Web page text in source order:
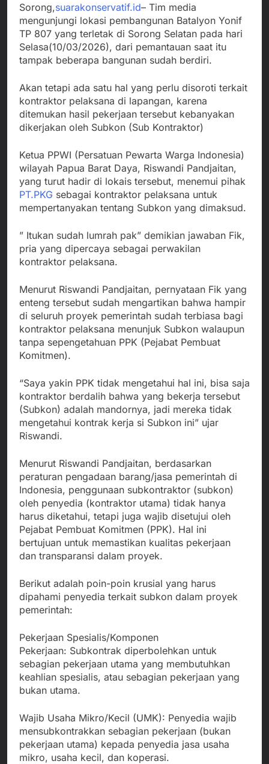
Sorong,suarakonservatif.id– Tim media
mengunjungi lokasi pembangunan Batalyon Yonif
TP 807 yang terletak di Sorong Selatan pada hari
Selasa(10/03/2026), dari pemantauan saat itu
tampak beberapa bangunan sudah berdiri.
Akan tetapi ada satu hal yang perlu disoroti terkait
kontraktor pelaksana di lapangan, karena
ditemukan hasil pekerjaan tersebut kebanyakan
dikerjakan oleh Subkon (Sub Kontraktor)
Ketua PPWI (Persatuan Pewarta Warga Indonesia)
wilayah Papua Barat Daya, Riswandi Pandjaitan,
yang turut hadir di lokais tersebut, menemui pihak
PT.PKG sebagai kontraktor pelaksana untuk
mempertanyakan tentang Subkon yang dimaksud.
” Itukan sudah lumrah pak” demikian jawaban Fik,
pria yang dipercaya sebagai perwakilan
kontraktor pelaksana.
Menurut Riswandi Pandjaitan, pernyataan Fik yang
enteng tersebut sudah mengartikan bahwa hampir
di seluruh proyek pemerintah sudah terbiasa bagi
kontraktor pelaksana menunjuk Subkon walaupun
tanpa sepengetahuan PPK (Pejabat Pembuat
Komitmen).
“Saya yakin PPK tidak mengetahui hal ini, bisa saja
kontraktor berdalih bahwa yang bekerja tersebut
(Subkon) adalah mandornya, jadi mereka tidak
mengetahui kontrak kerja si Subkon ini” ujar
Riswandi.
Menurut Riswandi Pandjaitan, berdasarkan
peraturan pengadaan barang/jasa pemerintah di
Indonesia, penggunaan subkontraktor (subkon)
oleh penyedia (kontraktor utama) tidak hanya
harus diketahui, tetapi juga wajib disetujui oleh
Pejabat Pembuat Komitmen (PPK). Hal ini
bertujuan untuk memastikan kualitas pekerjaan
dan transparansi dalam proyek.
Berikut adalah poin-poin krusial yang harus
dipahami penyedia terkait subkon dalam proyek
pemerintah:
Pekerjaan Spesialis/Komponen
Pekerjaan: Subkontrak diperbolehkan untuk
sebagian pekerjaan utama yang membutuhkan
keahlian spesialis, atau sebagian pekerjaan yang
bukan utama.
Wajib Usaha Mikro/Kecil (UMK): Penyedia wajib
mensubkontrakkan sebagian pekerjaan (bukan
pekerjaan utama) kepada penyedia jasa usaha
mikro, usaha kecil, dan koperasi.